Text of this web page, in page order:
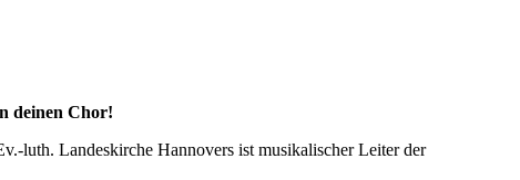
deinen Chor!
luth. Landeskirche Hannovers ist musikalischer Leiter der